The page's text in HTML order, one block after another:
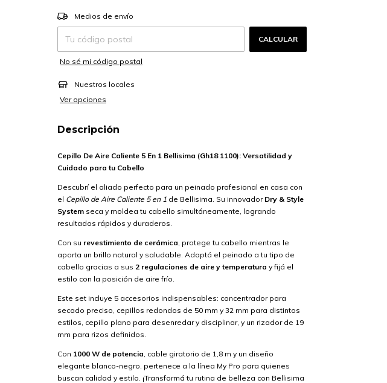
Entregas para el CP:
Medios de envío
CALCULAR
No sé mi código postal
Nuestros locales
Ver opciones
Descripción
Cepillo De Aire Caliente 5 En 1 Bellisima (Gh18 1100): Versatilidad y
Cuidado para tu Cabello
Descubrí el aliado perfecto para un peinado profesional en casa con
el Cepillo de Aire Caliente 5 en 1 de Bellisima. Su innovador Dry & Style
System seca y moldea tu cabello simultáneamente, logrando
resultados rápidos y duraderos.
Con su revestimiento de cerámica, protege tu cabello mientras le
aporta un brillo natural y saludable. Adaptá el peinado a tu tipo de
cabello gracias a sus 2 regulaciones de aire y temperatura y fijá el
estilo con la posición de aire frío.
Este set incluye 5 accesorios indispensables: concentrador para
secado preciso, cepillos redondos de 50 mm y 32 mm para distintos
estilos, cepillo plano para desenredar y disciplinar, y un rizador de 19
mm para rizos definidos.
Con 1000 W de potencia, cable giratorio de 1,8 m y un diseño
elegante blanco-negro, pertenece a la línea My Pro para quienes
buscan calidad y estilo. ¡Transformá tu rutina de belleza con Bellisima